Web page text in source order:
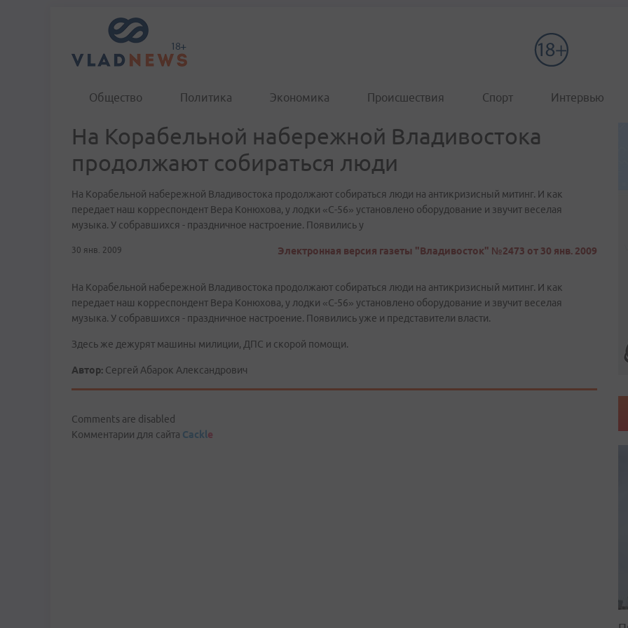
Общество Политика Экономика Происшествия Спорт Интервью
На Корабельной набережной Владивостока
продолжают собираться люди
На Корабельной набережной Владивостока продолжают собираться люди на антикризисный митинг. И как
передает наш корреспондент Вера Конюхова, у лодки «С-56» установлено оборудование и звучит веселая
музыка. У собравшихся - праздничное настроение. Появились у
30 янв. 2009 Электронная версия газеты "Владивосток" №2473 от 30 янв. 2009
На Корабельной набережной Владивостока продолжают собираться люди на антикризисный митинг. И как
передает наш корреспондент Вера Конюхова, у лодки «С-56» установлено оборудование и звучит веселая
музыка. У собравшихся - праздничное настроение. Появились уже и представители власти.
Здесь же дежурят машины милиции, ДПС и скорой помощи.
Автор: Сергей Абарок Александрович
Comments are disabled
Комментарии для сайта Cackle